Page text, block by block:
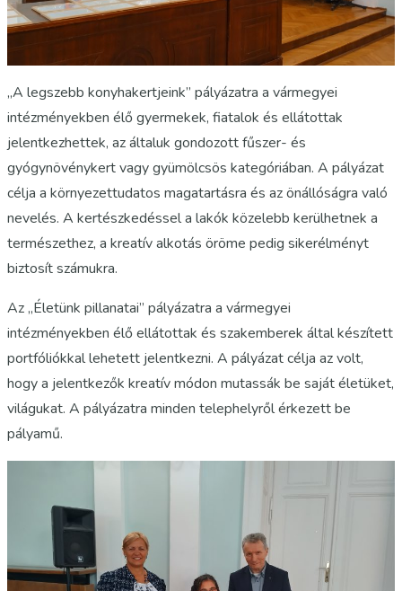
„A legszebb konyhakertjeink” pályázatra a vármegyei
intézményekben élő gyermekek, fiatalok és ellátottak
jelentkezhettek, az általuk gondozott fűszer- és
gyógynövénykert vagy gyümölcsös kategóriában. A pályázat
célja a környezettudatos magatartásra és az önállóságra való
nevelés. A kertészkedéssel a lakók közelebb kerülhetnek a
természethez, a kreatív alkotás öröme pedig sikerélményt
biztosít számukra.
Az „Életünk pillanatai” pályázatra a vármegyei
intézményekben élő ellátottak és szakemberek által készített
portfóliókkal lehetett jelentkezni. A pályázat célja az volt,
hogy a jelentkezők kreatív módon mutassák be saját életüket,
világukat. A pályázatra minden telephelyről érkezett be
pályamű.